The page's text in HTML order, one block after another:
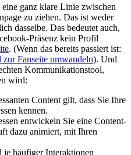
ganz klare Linie zwischen
zu ziehen. Das ist weder
dasselbe. Das bedeutet auch,
Präsenz kein Profil
. (Wenn das bereits passiert ist:
Fanseite umwandeln). Und
Kommunikationstool,
wird:
Content gilt, dass Sie Ihre
kennen.
entwickeln Sie eine Content-
dazu animiert, mit Ihren
je häufiger Interaktionen